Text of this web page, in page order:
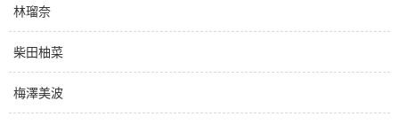
林瑠奈
柴田柚菜
梅澤美波